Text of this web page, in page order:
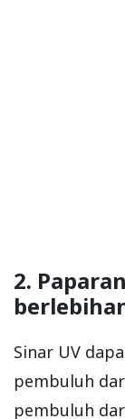
2.
Sinar UV
pembuluh
pembuluh